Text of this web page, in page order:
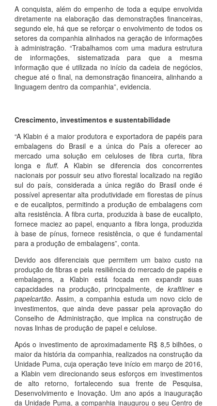
A conquista, além do empenho de toda a equipe envolvida
diretamente na elaboração das demonstrações financeiras,
segundo ele, há que se reforçar o envolvimento de todos os
setores da companhia alinhados na geração de informações
à administração. “Trabalhamos com uma madura estrutura
de informações, sistematizada para que a mesma
informação que é utilizada no início da cadeia de negócios,
chegue até o final, na demonstração financeira, alinhando a
linguagem dentro da companhia”, evidencia.
Crescimento, investimentos e sustentabilidade
“A Klabin é a maior produtora e exportadora de papéis para
embalagens do Brasil e a única do País a oferecer ao
mercado uma solução em celuloses de fibra curta, fibra
longa e fluff. A Klabin se diferencia dos concorrentes
nacionais por possuir seu ativo florestal localizado na região
sul do país, considerada a única região do Brasil onde é
possível apresentar alta produtividade em florestas de pínus
e de eucaliptos, permitindo a produção de embalagens com
alta resistência. A fibra curta, produzida à base de eucalipto,
fornece maciez ao papel, enquanto a fibra longa, produzida
à base de pínus, fornece resistência, o que é fundamental
para a produção de embalagens”, conta.
Devido aos diferenciais que permitem um baixo custo na
produção de fibras e pela resiliência do mercado de papéis e
embalagens, a Klabin está focada em expandir suas
capacidades na produção, principalmente, dekraftlinere
papelcartão. Assim, a companhia estuda um novo ciclo de
investimentos, que ainda deve passar pela aprovação do
Conselho de Administração, que implica na construção de
novas linhas de produção de papel e celulose.
Após o investimento de aproximadamente R$ 8,5 bilhões, o
maior da história da companhia, realizados na construção da
Unidade Puma, cuja operação teve início em março de 2016,
a Klabin vem direcionando seus esforços em investimentos
de alto retorno, fortalecendo sua frente de Pesquisa,
Desenvolvimento e Inovação. Um ano após a inauguração
da Unidade Puma, a companhia inaugurou o seu Centro de